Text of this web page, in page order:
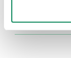
pôvodneod 8.90 €